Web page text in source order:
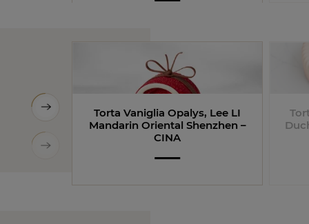
Torta Vaniglia Opalys, Lee LI
Mandarin Oriental Shenzhen –
CINA